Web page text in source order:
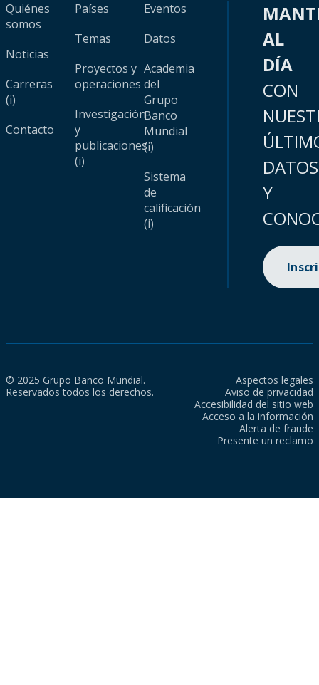
Quiénes
somos
Noticias
Carreras
(i)
Contacto
Países
Temas
Proyectos y
operaciones
Investigación
y
publicaciones
(i)
Eventos
Datos
Academia
del
Grupo
Banco
Mundial
(i)
Sistema
de
calificación
(i)
AL
DÍA
CON
DATOS
Y
© 2025 Grupo Banco Mundial.
Reservados todos los derechos.
Aspectos legales
Aviso de privacidad
Accesibilidad del sitio web
Acceso a la información
Alerta de fraude
Presente un reclamo